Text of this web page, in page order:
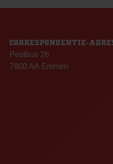
CORRESPONDENTIE-
Postbus 26
7800 AA Emmen